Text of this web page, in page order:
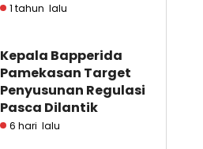
1 tahun lalu
Kepala Bapperida
Pamekasan Target
Penyusunan Regulasi
Pasca Dilantik
6 hari lalu